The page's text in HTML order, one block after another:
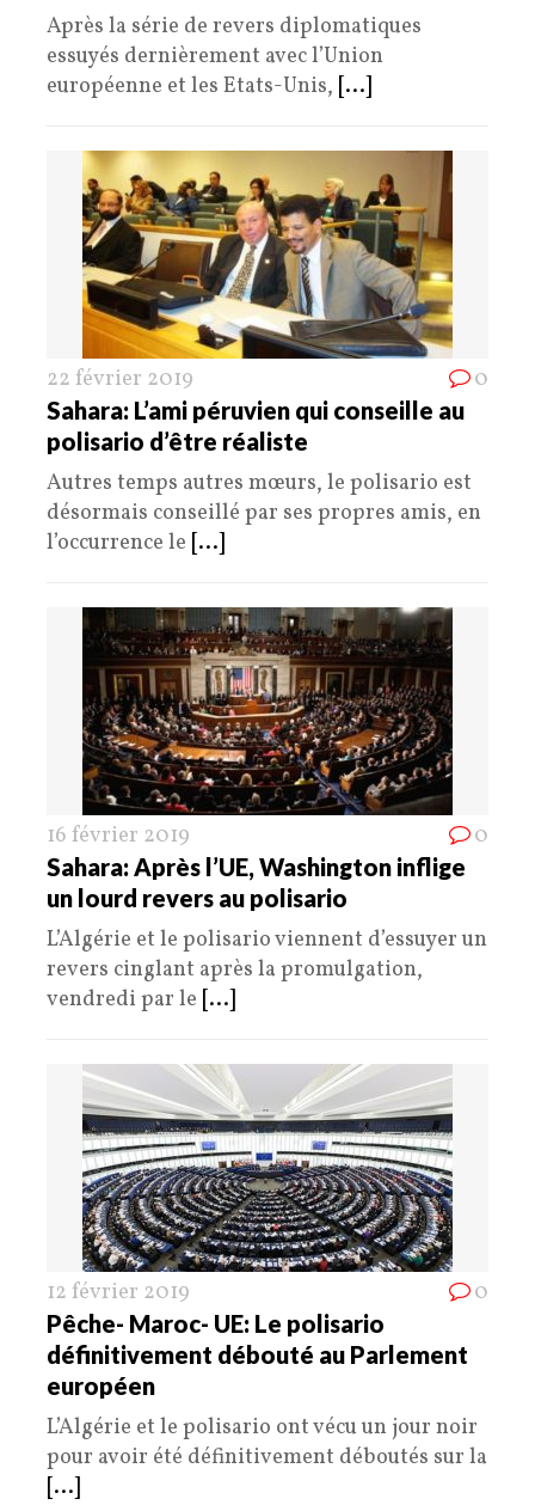
Après la série de revers diplomatiques
essuyés dernièrement avec l’Union
européenne et les Etats-Unis, [...]
22 février 2019 0
Sahara: L’ami péruvien qui conseille au
polisario d’être réaliste
Autres temps autres mœurs, le polisario est
désormais conseillé par ses propres amis, en
l’occurrence le [...]
16 février 2019 0
Sahara: Après l’UE, Washington inflige
un lourd revers au polisario
L’Algérie et le polisario viennent d’essuyer un
revers cinglant après la promulgation,
vendredi par le [...]
12 février 2019 0
Pêche- Maroc- UE: Le polisario
définitivement débouté au Parlement
européen
L’Algérie et le polisario ont vécu un jour noir
pour avoir été définitivement déboutés sur la
[...]